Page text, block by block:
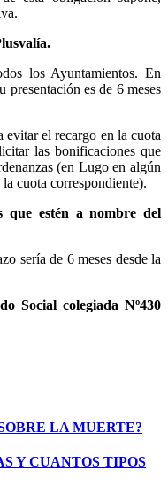
los Ayuntamientos. En
es de 6 meses
el recargo en la cuota
las bonificaciones que
(en Lugo en algún
cuota correspondiente).
que estén a nombre del
sería de 6 meses desde la
Social colegiada Nº430
LA MUERTE?
Y CUANTOS TIPOS